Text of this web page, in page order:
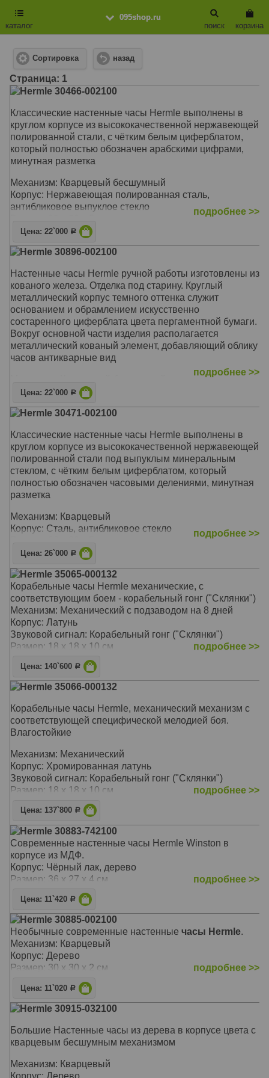
095shop.ru
каталог
корзина
поиск
Сортировка назад
Cтраница: 1
Hermle 30466-002100
Классические настенные часы Hermle выполнены в
круглом корпусе из высококачественной нержавеющей
полированной стали, с чётким белым циферблатом,
который полностью обозначен арабскими цифрами,
минутная разметка
Механизм: Кварцевый бесшумный
Корпус: Нержавеющая полированная сталь,
антибликовое выпуклое стекло
подробнее >>
Цена: 22`000 Р
Hermle 30896-002100
Настенные часы Hermle ручной работы изготовлены из
кованого железа. Отделка под старину. Круглый
металлический корпус темного оттенка служит
основанием и обрамлением искусственно
состаренного циферблата цвета пергаментной бумаги.
Вокруг основной части изделия располагается
металлический кованый элемент, добавляющий облику
часов антикварные вид
Корпус: Кованое железо
подробнее >>
Цена: 22`000 Р
Hermle 30471-002100
Классические настенные часы Hermle выполнены в
круглом корпусе из высококачественной нержавеющей
полированной стали под выпуклым минеральным
стеклом, с чётким белым циферблатом, который
полностью обозначен часовыми делениями, минутная
разметка
Механизм: Кварцевый
Корпус: Сталь, антибликовое стекло
подробнее >>
Цена: 26`000 Р
Hermle 35065-000132
Корабельные часы Hermle механические, c
соответствующим боем - корабельный гонг ("Склянки")
Механизм: Механический с подзаводом на 8 дней
Корпус: Латунь
Звуковой сигнал: Корабельный гонг ("Склянки")
Размер: 18 х 18 х 10 см
подробнее >>
Цена: 140`600 Р
Hermle 35066-000132
Корабельные часы Hermle, механический механизм c
соответствующей специфической мелодией боя.
Влагостойкие
Механизм: Механический
Корпус: Хромированная латунь
Звуковой сигнал: Корабельный гонг ("Склянки")
Размер: 18 х 18 х 10 см
подробнее >>
Цена: 137`800 Р
Hermle 30883-742100
Современные настенные часы Hermle Winston в
корпусе из МДФ.
Корпус: Чёрный лак, дерево
Размер: 36 х 27 х 4 см
подробнее >>
Цена: 11`420 Р
Hermle 30885-002100
Необычные современные настенные часы Hermle.
Механизм: Кварцевый
Корпус: Дерево
Размер: 30 х 30 х 2 см
подробнее >>
Цена: 11`020 Р
Hermle 30915-032100
Большие Настенные часы из дерева в корпусе цвета с
кварцевым бесшумным механизмом
Механизм: Кварцевый
Корпус: Дерево